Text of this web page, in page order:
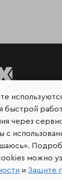
рассылку
быстрой
через
с
можно
и Защите